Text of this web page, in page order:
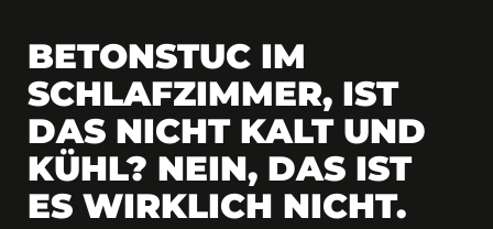
BETONSTUC IM
SCHLAFZIMMER, IST
DAS NICHT KALT UND
KÜHL? NEIN, DAS IST
ES WIRKLICH NICHT.